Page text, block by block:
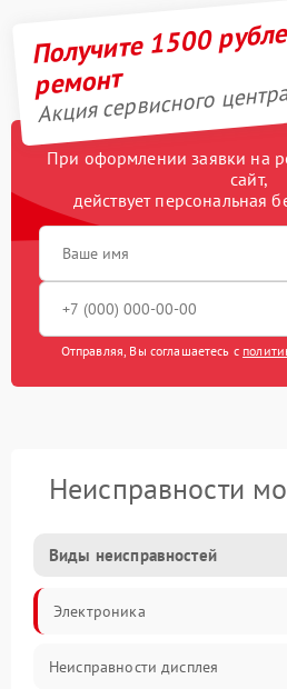
Получите 1500
ремонт
Акция сервисного
При оформлении заявки на
сайт,
действует персональная
Отправляя, Вы соглашаетесь с
Неисправности
Виды неисправностей
Электроника
Неисправности дисплея